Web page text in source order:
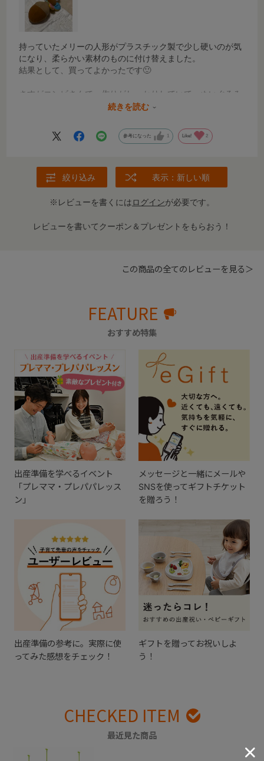
持っていたメリーの人形がプラスチック製で少し硬いのが気
になり、柔らかい素材のものに付け替えました。
結果として、買ってよかったです🙂
さすがコンビさんで、作りがしっかりしていて、ぬいぐるみ
の質感も良く、安心感があります。
ドングリやクマ、小鳥などのモチーフも可愛らしく、見てい
て和みます🌿
価格は少し高めに感じましたが、もう少し手頃だとより購入
しやすいと思います。
続きを読む
参考になった 1 Like! 2
絞り込み 表示：新しい順
※レビューを書くにはログインが必要です。
レビューを書いてクーポン＆プレゼントをもらおう！
この商品の全てのレビューを見る＞
FEATURE
おすすめ特集
出産準備を学べるイベント
「プレママ・プレパパレッス
ン」
メッセージと一緒にメールや
SNSを使ってギフトチケット
を贈ろう！
出産準備の参考に。実際に使
ってみた感想をチェック！
ギフトを贈ってお祝いしよ
う！
CHECKED ITEM
最近見た商品